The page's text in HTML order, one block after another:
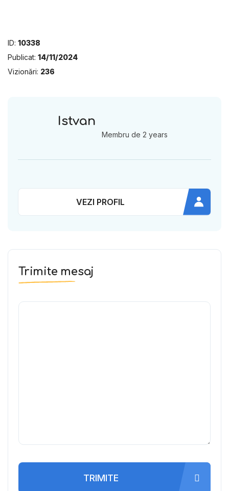
ID: 10338
Publicat: 14/11/2024
Vizionări: 236
Istvan
Membru de 2 years
VEZI PROFIL
Trimite mesaj
TRIMITE